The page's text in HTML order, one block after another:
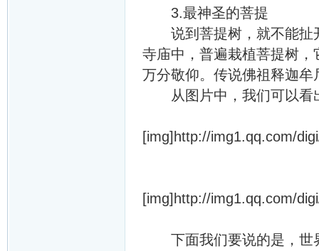
3.最神圣的菩提
说到菩提树，就不能扯
寺庙中，普遍栽植菩提树，
万分敬仰。传说佛祖释迦
从图片中，我们可以看
[img]http://img1.qq.com/
[img]http://img1.qq.com/
下面我们要说的是，世